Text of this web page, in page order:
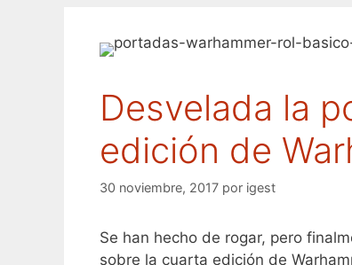
Desvelada la
edición de
30 noviembre, 2017 por igest
Se han hecho de rogar, pero
sobre la cuarta edición de